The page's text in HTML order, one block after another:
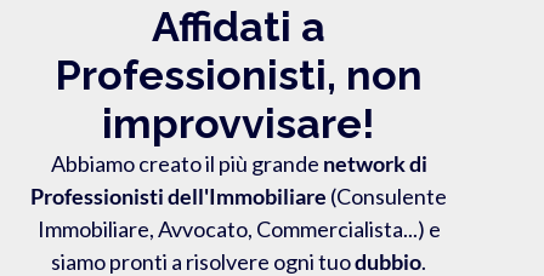
Affidati a
Professionisti, non
improvvisare!
Abbiamo creato il più grande network di
Professionisti dell'Immobiliare (Consulente
Immobiliare, Avvocato, Commercialista...) e
siamo pronti a risolvere ogni tuodubbio.